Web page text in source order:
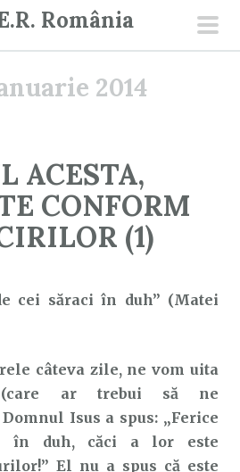
România
2014
ACESTA,
CONFORM
(1)
cei săraci în duh” (Matei
câteva zile, ne vom uita
ar trebui să ne
Isus a spus: „Ferice
în duh, căci a lor este
El nu a spus că este